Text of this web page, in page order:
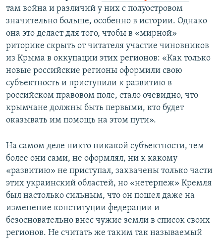
там война и различий у них с полуостровом
значительно больше, особенно в истории. Однако
она это делает для того, чтобы в «мирной»
риторике скрыть от читателя участие чиновников
из Крыма в оккупации этих регионов: «Как только
новые российские регионы оформили свою
субъектность и приступили к развитию в
российском правовом поле, стало очевидно, что
крымчане должны быть первыми, кто будет
оказывать им помощь на этом пути».
На самом деле никто никакой субъектности, тем
более они сами, не оформлял, ни к какому
«развитию» не приступал, захвачены только части
этих украинский областей, но «нетерпеж» Кремля
был настолько сильным, что он пошел даже на
изменение конституции федерации и
безосновательно внес чужие земли в список своих
регионов. Не считать же таким так называемый